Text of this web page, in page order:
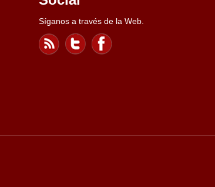
Síganos a través de la Web.